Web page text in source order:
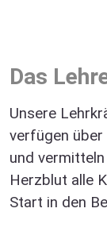
Das
Unsere
verfügen über
und
Herzblut alle
Start in den